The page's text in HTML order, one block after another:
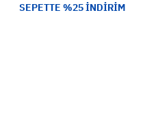
SEPETTE %25 İNDİRİM